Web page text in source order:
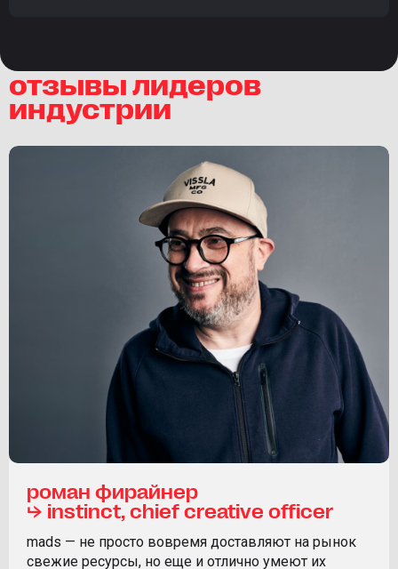
отзывы лидеров
индустрии
роман фирайнер
⮡ instinct, chief creative officer
mads — не просто вовремя доставляют на рынок
свежие ресурсы, но еще и отлично умеют их